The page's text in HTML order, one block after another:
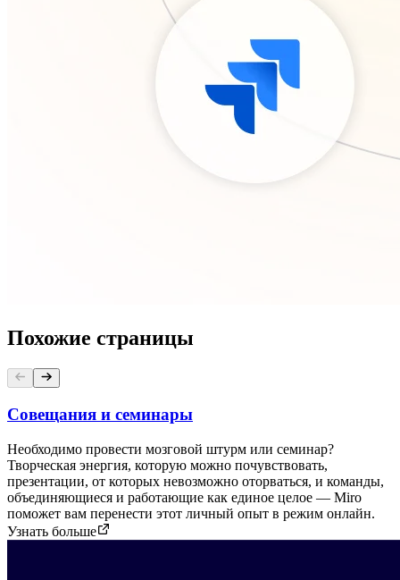
Похожие страницы
Совещания и семинары
Необходимо провести мозговой штурм или семинар?
Творческая энергия, которую можно почувствовать,
презентации, от которых невозможно оторваться, и команды,
объединяющиеся и работающие как единое целое — Miro
поможет вам перенести этот личный опыт в режим онлайн.
Узнать больше